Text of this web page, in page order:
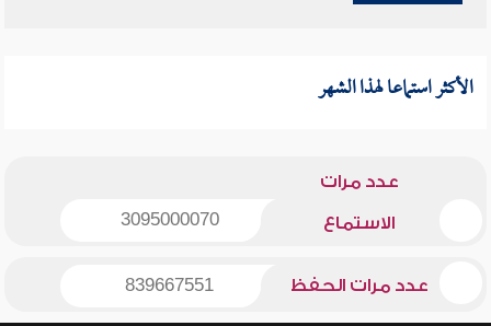
الأكثر استماعا لهذا الشهر
عدد مرات
الاستماع 3095000070
عدد مرات الحفظ 839667551